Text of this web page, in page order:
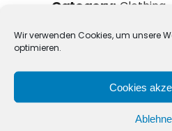
Wir verwenden Cookies, um unsere
optimieren.
Cookies
Category: Clothing
Date: 16. April 2020
Tags: